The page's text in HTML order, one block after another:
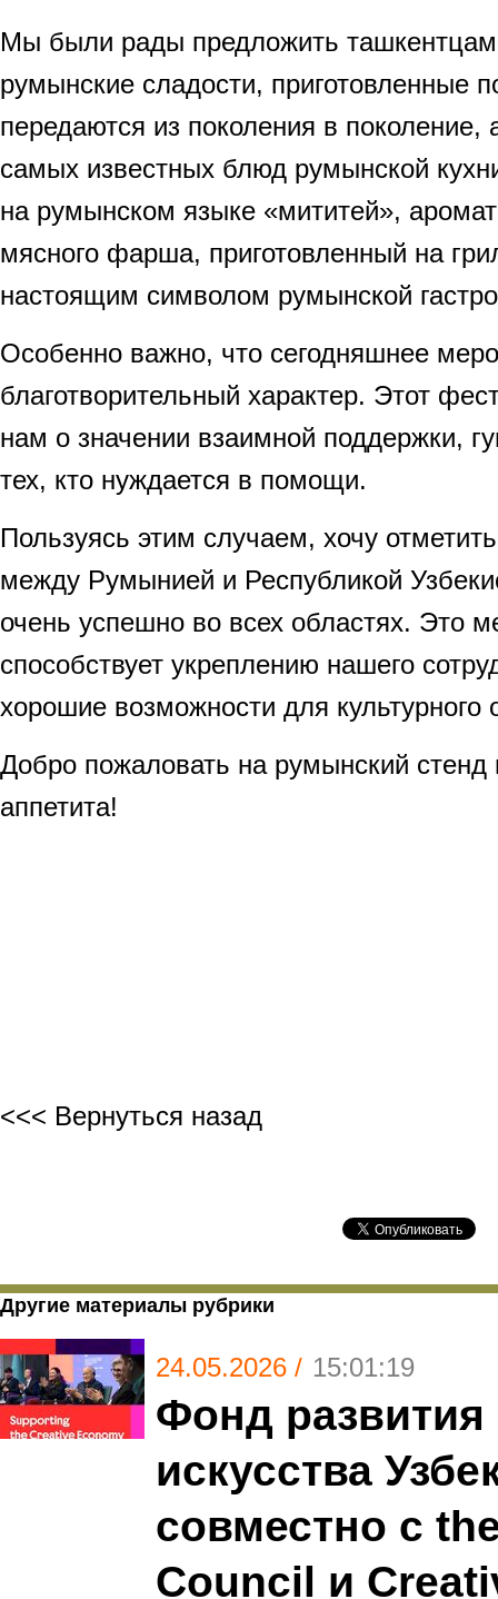
Мы были рады предложить
румынские сладости, приготовленные
передаются из поколения в поколение,
самых известных блюд румынской
на румынском языке «мититей»,
мясного фарша, приготовленный на
настоящим символом румынской
Особенно важно, что сегодняшнее
благотворительный характер. Этот
нам о значении взаимной поддержки,
тех, кто нуждается в помощи.
Пользуясь этим случаем, хочу
между Румынией и Республикой
очень успешно во всех областях. Это
способствует укреплению нашего
хорошие возможности для культурного
Добро пожаловать на румынский стенд
аппетита!
<<< Вернуться назад
Другие материалы рубрики
24.05.2026 / 15:01:19
Фонд развития
искусства
совместно с
Council и